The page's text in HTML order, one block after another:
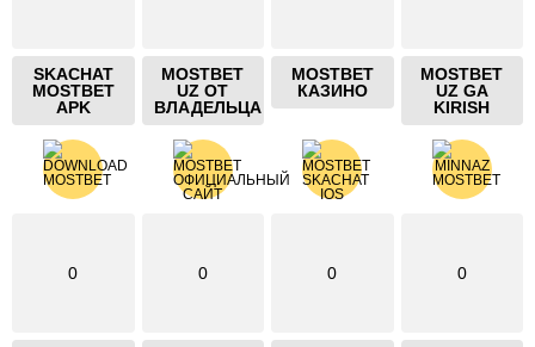
SKACHAT
MOSTBET
APK
MOSTBET
UZ ОТ
ВЛАДЕЛЬЦА
MOSTBET
КАЗИНО
MOSTBET
UZ GA
KIRISH
0 0 0 0